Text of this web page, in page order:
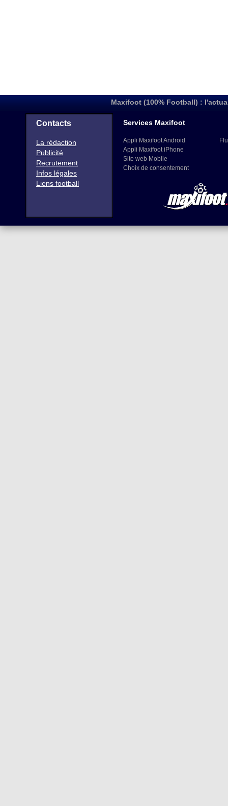
Maxifoot (100% Football) :
Contacts
La rédaction
Publicité
Recrutement
Infos légales
Liens football
Services Maxifoot
Appli Maxifoot Android
Appli Maxifoot iPhone
Site web Mobile
Choix de consentement